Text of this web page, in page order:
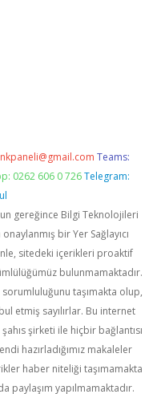
Teams:
0262 606 0 726 Telegram:
gereğince Bilgi Teknolojileri
bir Yer Sağlayıcı
sitedeki içerikleri proaktif
bulunmamaktadır.
taşımakta olup,
etmiş sayılırlar. Bu internet
şirketi ile hiçbir bağlantısı
hazırladığımız makaleler
haber niteliği taşımamakta
paylaşım yapılmamaktadır.